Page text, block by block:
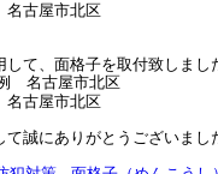
古屋市北区
て、面格子を取付致しまし
古屋市北区
誠にありがとうございまし